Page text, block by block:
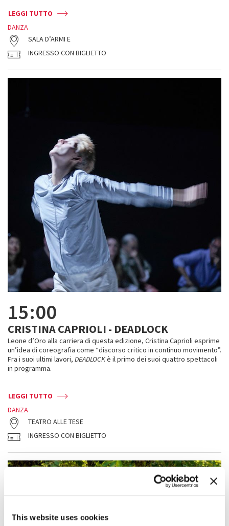
This website uses cookies
LEGGI TUTTO
DANZA
SALA D’ARMI E
INGRESSO CON BIGLIETTO
15:00
CRISTINA CAPRIOLI - DEADLOCK
Leone d’Oro alla carriera di questa edizione, Cristina Caprioli esprime
un’idea di coreografia come “discorso critico in continuo movimento”.
Fra i suoi ultimi lavori, DEADLOCKè il primo dei suoi quattro spettacoli
in programma.
LEGGI TUTTO
DANZA
TEATRO ALLE TESE
INGRESSO CON BIGLIETTO